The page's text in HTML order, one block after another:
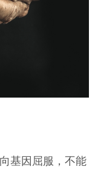
基因屈服，不能